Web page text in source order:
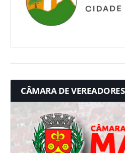
CÂMARA DE VEREADORES